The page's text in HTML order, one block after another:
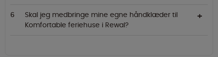
Skal jeg medbringe mine egne håndklæder til
Komfortable feriehuse i Rewal?